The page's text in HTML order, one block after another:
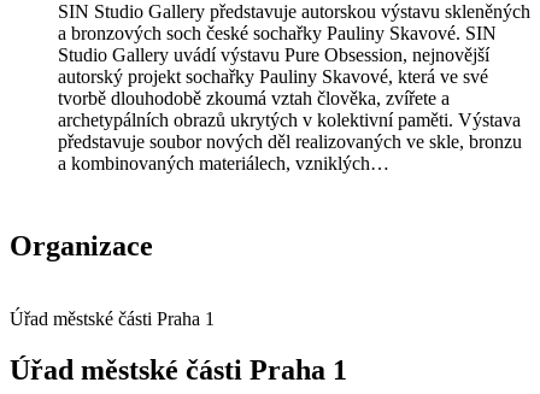
SIN Studio Gallery představuje autorskou výstavu skleněných
a bronzových soch české sochařky Pauliny Skavové. SIN
Studio Gallery uvádí výstavu Pure Obsession, nejnovější
autorský projekt sochařky Pauliny Skavové, která ve své
tvorbě dlouhodobě zkoumá vztah člověka, zvířete a
archetypálních obrazů ukrytých v kolektivní paměti. Výstava
představuje soubor nových děl realizovaných ve skle, bronzu
a kombinovaných materiálech, vzniklých…
Organizace
Úřad městské části Praha 1
Úřad městské části Praha 1